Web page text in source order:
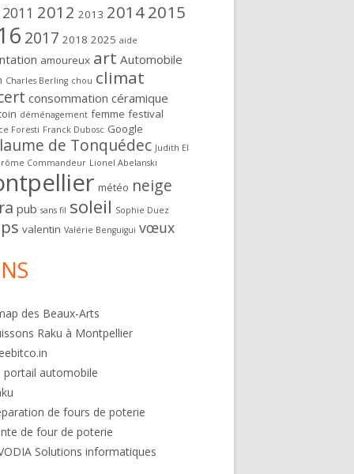
2011 2012 2013 20142015
2017 2018 2025 aide
amoureux art Automobile
Charles Berling chou climat
consommation céramique
déménagement femme festival
Foresti Franck Dubosc Google
de Tonquédec Judith El
Commandeur Lionel Abelanski
météo neige
pub sans fil soleil Sophie Duez
valentin Valérie Benguigui vœux
des Beaux-Arts
Raku à Montpellier
portail automobile
de fours de poterie
de four de poterie
Solutions informatiques